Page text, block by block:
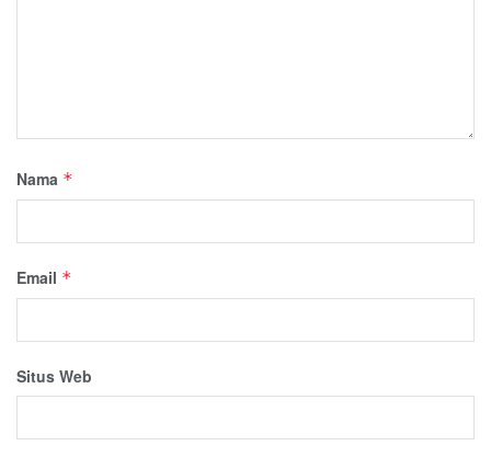
Nama *
Email *
Situs Web